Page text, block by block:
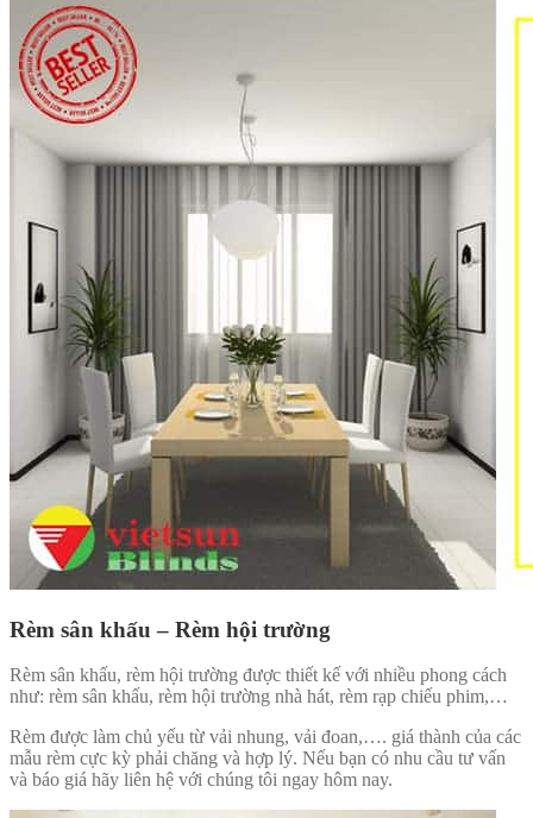
Rèm sân khấu – Rèm hội trường
Rèm sân khấu, rèm hội trường được thiết kế với nhiều phong cách
như: rèm sân khấu, rèm hội trường nhà hát, rèm rạp chiếu phim,…
Rèm được làm chủ yếu từ vải nhung, vải đoan,…. giá thành của các
mẫu rèm cực kỳ phải chăng và hợp lý. Nếu bạn có nhu cầu tư vấn
và báo giá hãy liên hệ với chúng tôi ngay hôm nay.